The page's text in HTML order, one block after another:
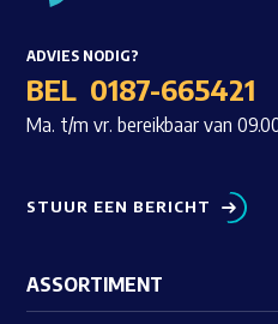
ADVIES NODIG?
BEL 0187-665421
Ma. t/m vr. bereikbaar van
STUUR EEN BERICHT
ASSORTIMENT